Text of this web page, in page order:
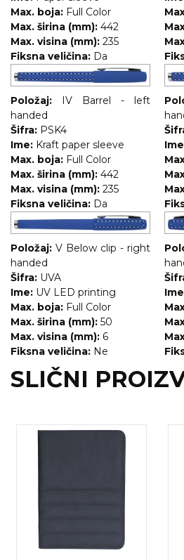
Max. boja: Full Color
Max. širina (mm): 442
Max. visina (mm): 235
Fiksna veličina: Da
Položaj:
IV Barrel - left
handed
Šifra: PSK4
Ime: Kraft paper sleeve
Max. boja: Full Color
Max. širina (mm): 442
Max. visina (mm): 235
Fiksna veličina: Da
Položaj: V Below clip - right
handed
Šifra: UVA
Ime: UV LED printing
Max. boja: Full Color
Max. širina (mm): 50
Max. visina (mm): 6
Fiksna veličina: Ne
SLIČNI